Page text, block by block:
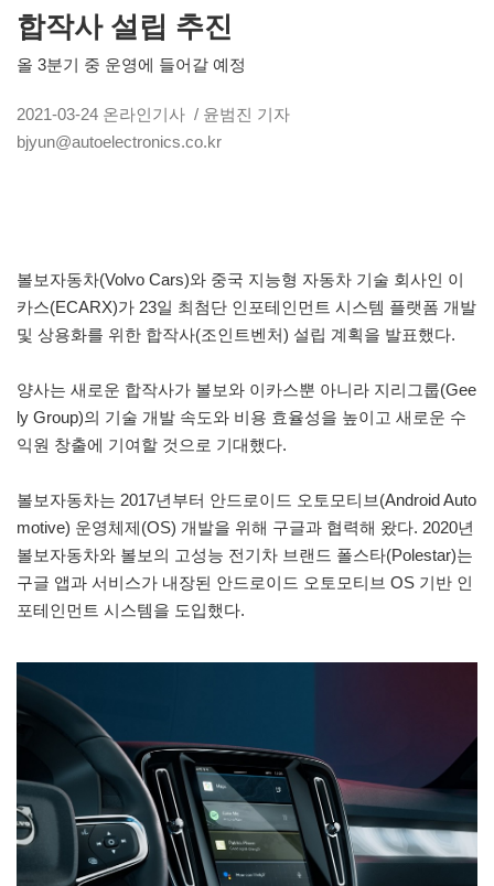
합작사 설립 추진
올 3분기 중 운영에 들어갈 예정
2021-03-24 온라인기사 / 윤범진 기자
bjyun@autoelectronics.co.kr
볼보자동차(Volvo Cars)와 중국 지능형 자동차 기술 회사인 이
카스(ECARX)가 23일 최첨단 인포테인먼트 시스템 플랫폼 개발
및 상용화를 위한 합작사(조인트벤처) 설립 계획을 발표했다.
양사는 새로운 합작사가 볼보와 이카스뿐 아니라 지리그룹(Gee
ly Group)의 기술 개발 속도와 비용 효율성을 높이고 새로운 수
익원 창출에 기여할 것으로 기대했다.
볼보자동차는 2017년부터 안드로이드 오토모티브(Android Auto
motive) 운영체제(OS) 개발을 위해 구글과 협력해 왔다. 2020년
볼보자동차와 볼보의 고성능 전기차 브랜드 폴스타(Polestar)는
구글 앱과 서비스가 내장된 안드로이드 오토모티브 OS 기반 인
포테인먼트 시스템을 도입했다.